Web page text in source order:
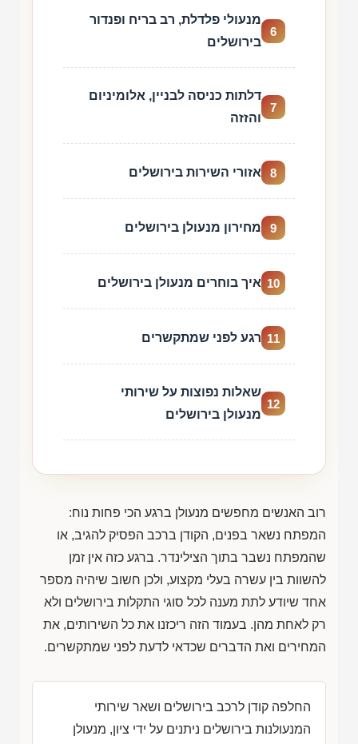
6
מנעולי פלדלת, רב בריח ופנדור
בירושלים
7
דלתות כניסה לבניין, אלומיניום
והזזה
8 אזורי השירות בירושלים
9 מחירון מנעולן בירושלים
10 איך בוחרים מנעולן בירושלים
11 רגע לפני שמתקשרים
12
שאלות נפוצות על שירותי
מנעולן בירושלים
רוב האנשים מחפשים מנעולן ברגע הכי פחות נוח:
המפתח נשאר בפנים, הקודן ברכב הפסיק להגיב, או
שהמפתח נשבר בתוך הצילינדר. ברגע כזה אין זמן
להשוות בין עשרה בעלי מקצוע, ולכן חשוב שיהיה מספר
אחד שיודע לתת מענה לכל סוגי התקלות בירושלים ולא
רק לאחת מהן. בעמוד הזה ריכזנו את כל השירותים, את
המחירים ואת הדברים שכדאי לדעת לפני שמתקשרים.
החלפה קודן לרכב בירושלים ושאר שירותי
המנעולנות בירושלים ניתנים על ידי ציון, מנעולן